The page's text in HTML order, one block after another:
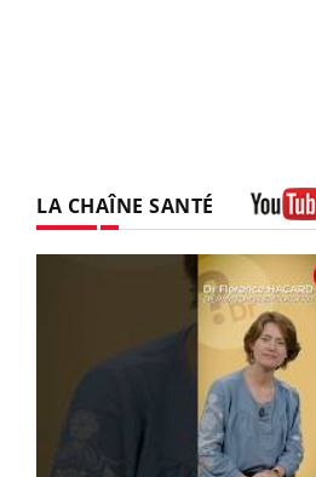
LA CHAÎNE SANTÉ